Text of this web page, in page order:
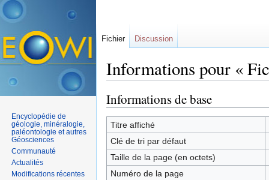
Informations pour «
Informations de base
Titre affiché
Clé de tri par défaut
Taille de la page (en octets)
Numéro de la page
Fichier Discussion
Encyclopédie de
géologie, minéralogie,
paléontologie et autres
Géosciences
Communauté
Actualités
Modifications récentes